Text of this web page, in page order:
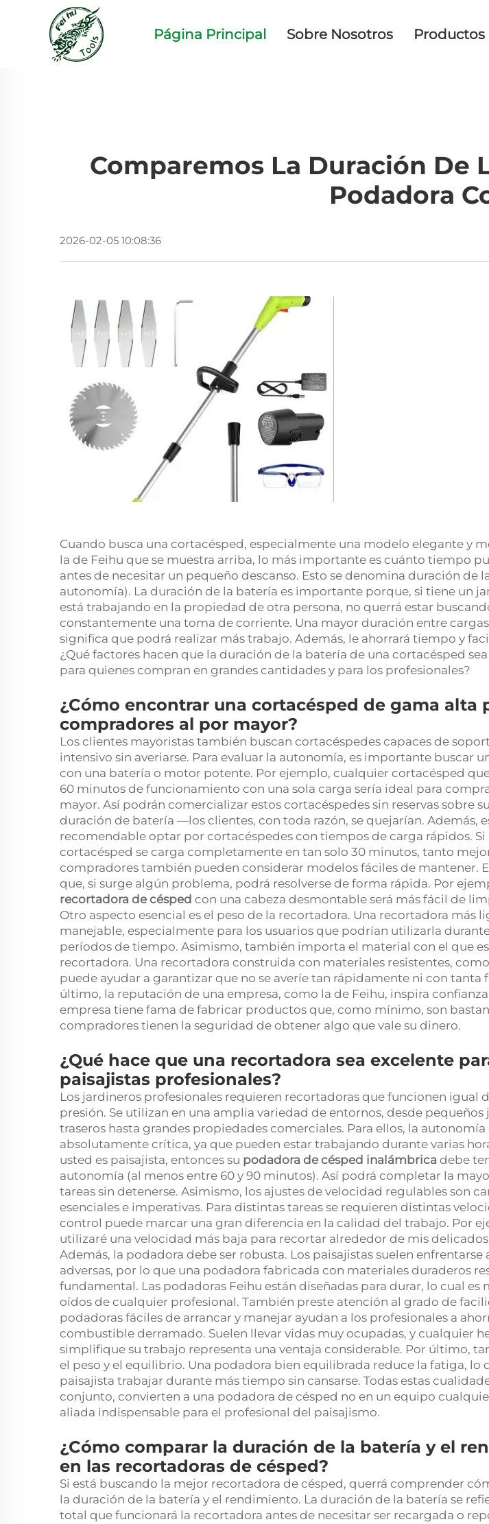
Página Principal Sobre Nosotros Productos
Comparemos La Duración De
Podadora
2026-02-05 10:08:36
Cuando busca una cortacésped, especialmente una modelo elegante y
la de Feihu que se muestra arriba, lo más importante es cuánto tiempo
antes de necesitar un pequeño descanso. Esto se denomina duración de
autonomía). La duración de la batería es importante porque, si tiene un
está trabajando en la propiedad de otra persona, no querrá estar
constantemente una toma de corriente. Una mayor duración entre
significa que podrá realizar más trabajo. Además, le ahorrará tiempo y
¿Qué factores hacen que la duración de la batería de una cortacésped
para quienes compran en grandes cantidades y para los profesionales?
¿Cómo encontrar una cortacésped de gama alta
compradores al por mayor?
Los clientes mayoristas también buscan cortacéspedes capaces de
intensivo sin averiarse. Para evaluar la autonomía, es importante buscar
con una batería o motor potente. Por ejemplo, cualquier cortacésped
60 minutos de funcionamiento con una sola carga sería ideal para
mayor. Así podrán comercializar estos cortacéspedes sin reservas sobre
duración de batería —los clientes, con toda razón, se quejarían. Además,
recomendable optar por cortacéspedes con tiempos de carga rápidos. Si
cortacésped se carga completamente en tan solo 30 minutos, tanto
compradores también pueden considerar modelos fáciles de mantener.
que, si surge algún problema, podrá resolverse de forma rápida. Por
recortadora de césped con una cabeza desmontable será más fácil de
Otro aspecto esencial es el peso de la recortadora. Una recortadora más
manejable, especialmente para los usuarios que podrían utilizarla
períodos de tiempo. Asimismo, también importa el material con el que
recortadora. Una recortadora construida con materiales resistentes,
puede ayudar a garantizar que no se averíe tan rápidamente ni con tanta
último, la reputación de una empresa, como la de Feihu, inspira
empresa tiene fama de fabricar productos que, como mínimo, son
compradores tienen la seguridad de obtener algo que vale su dinero.
¿Qué hace que una recortadora sea excelente
paisajistas profesionales?
Los jardineros profesionales requieren recortadoras que funcionen igual
presión. Se utilizan en una amplia variedad de entornos, desde pequeños
traseros hasta grandes propiedades comerciales. Para ellos, la autonomía
absolutamente crítica, ya que pueden estar trabajando durante varias
usted es paisajista, entonces su podadora de césped inalámbrica debe
autonomía (al menos entre 60 y 90 minutos). Así podrá completar la
tareas sin detenerse. Asimismo, los ajustes de velocidad regulables son
esenciales e imperativas. Para distintas tareas se requieren distintas
control puede marcar una gran diferencia en la calidad del trabajo. Por
utilizaré una velocidad más baja para recortar alrededor de mis
Además, la podadora debe ser robusta. Los paisajistas suelen enfrentarse
adversas, por lo que una podadora fabricada con materiales duraderos
fundamental. Las podadoras Feihu están diseñadas para durar, lo cual es
oídos de cualquier profesional. También preste atención al grado de
podadoras fáciles de arrancar y manejar ayudan a los profesionales a
combustible derramado. Suelen llevar vidas muy ocupadas, y cualquier
simplifique su trabajo representa una ventaja considerable. Por último,
el peso y el equilibrio. Una podadora bien equilibrada reduce la fatiga, lo
paisajista trabajar durante más tiempo sin cansarse. Todas estas
conjunto, convierten a una podadora de césped no en un equipo
aliada indispensable para el profesional del paisajismo.
¿Cómo comparar la duración de la batería y el
en las recortadoras de césped?
Si está buscando la mejor recortadora de césped, querrá comprender
la duración de la batería y el rendimiento. La duración de la batería se
total que funcionará la recortadora antes de necesitar ser recargada o